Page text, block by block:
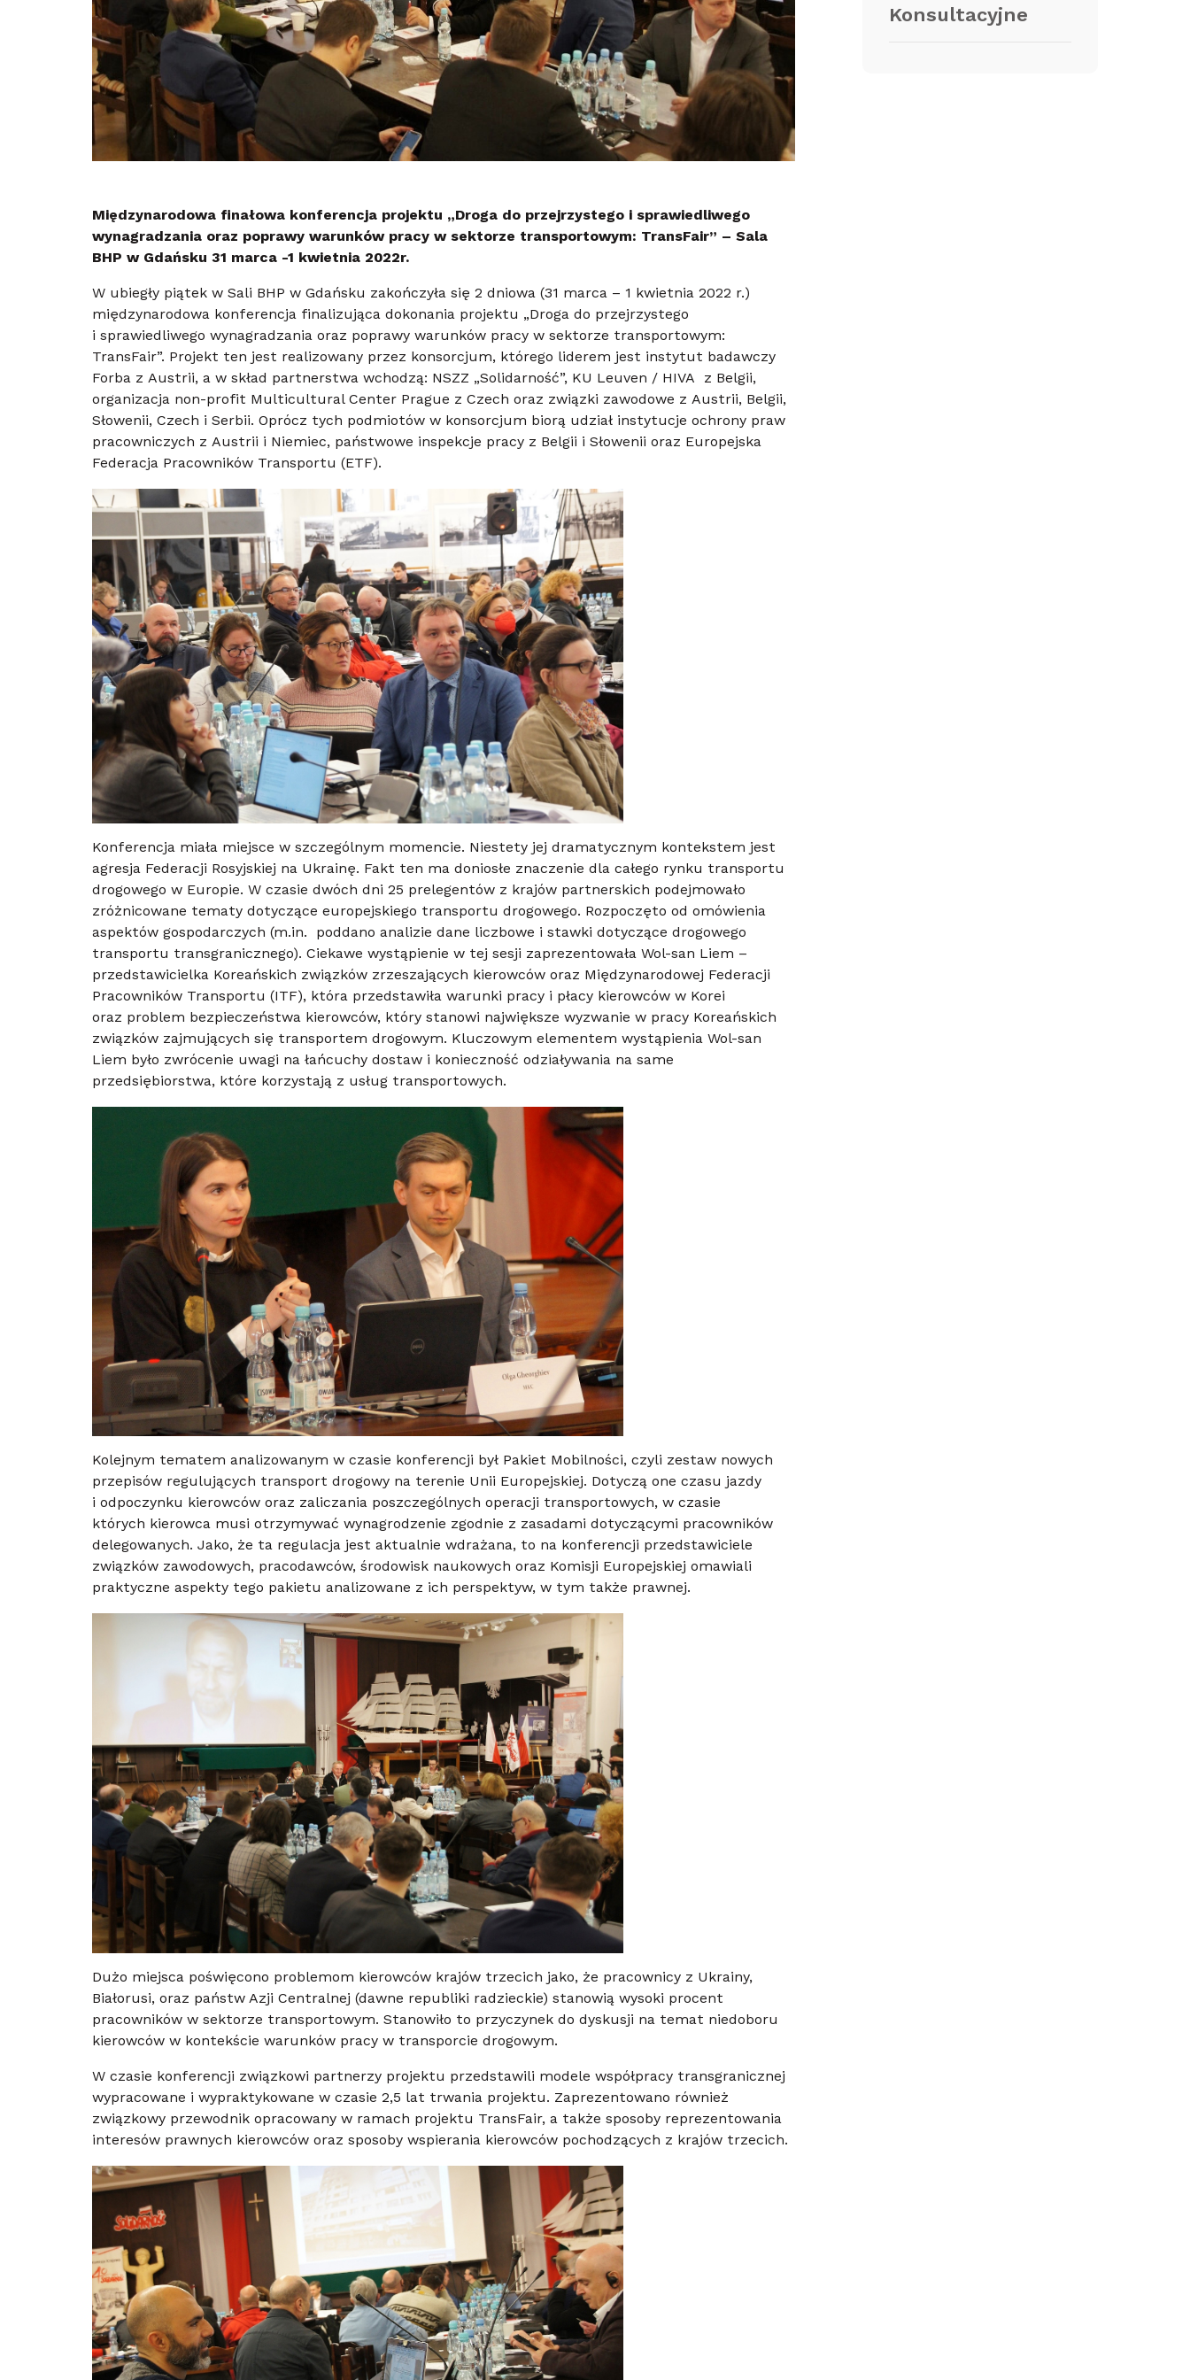
Międzynarodowa finałowa konferencja projektu „Droga do przejrzystego i sprawiedliwego
wynagradzania oraz poprawy warunków pracy w sektorze transportowym: TransFair” – Sala
BHP w Gdańsku 31 marca -1 kwietnia 2022r.
W ubiegły piątek w Sali BHP w Gdańsku zakończyła się 2 dniowa (31 marca – 1 kwietnia 2022 r.)
międzynarodowa konferencja finalizująca dokonania projektu „Droga do przejrzystego
i sprawiedliwego wynagradzania oraz poprawy warunków pracy w sektorze transportowym:
TransFair”. Projekt ten jest realizowany przez konsorcjum, którego liderem jest instytut badawczy
Forba z Austrii, a w skład partnerstwa wchodzą: NSZZ „Solidarność”, KU Leuven / HIVA z Belgii,
organizacja non-profit Multicultural Center Prague z Czech oraz związki zawodowe z Austrii, Belgii,
Słowenii, Czech i Serbii. Oprócz tych podmiotów w konsorcjum biorą udział instytucje ochrony praw
pracowniczych z Austrii i Niemiec, państwowe inspekcje pracy z Belgii i Słowenii oraz Europejska
Federacja Pracowników Transportu (ETF).
Konferencja miała miejsce w szczególnym momencie. Niestety jej dramatycznym kontekstem jest
agresja Federacji Rosyjskiej na Ukrainę. Fakt ten ma doniosłe znaczenie dla całego rynku transportu
drogowego w Europie. W czasie dwóch dni 25 prelegentów z krajów partnerskich podejmowało
zróżnicowane tematy dotyczące europejskiego transportu drogowego. Rozpoczęto od omówienia
aspektów gospodarczych (m.in. poddano analizie dane liczbowe i stawki dotyczące drogowego
transportu transgranicznego). Ciekawe wystąpienie w tej sesji zaprezentowała Wol-san Liem –
przedstawicielka Koreańskich związków zrzeszających kierowców oraz Międzynarodowej Federacji
Pracowników Transportu (ITF), która przedstawiła warunki pracy i płacy kierowców w Korei
oraz problem bezpieczeństwa kierowców, który stanowi największe wyzwanie w pracy Koreańskich
związków zajmujących się transportem drogowym. Kluczowym elementem wystąpienia Wol-san
Liem było zwrócenie uwagi na łańcuchy dostaw i konieczność odziaływania na same
przedsiębiorstwa, które korzystają z usług transportowych.
Kolejnym tematem analizowanym w czasie konferencji był Pakiet Mobilności, czyli zestaw nowych
przepisów regulujących transport drogowy na terenie Unii Europejskiej. Dotyczą one czasu jazdy
i odpoczynku kierowców oraz zaliczania poszczególnych operacji transportowych, w czasie
których kierowca musi otrzymywać wynagrodzenie zgodnie z zasadami dotyczącymi pracowników
delegowanych. Jako, że ta regulacja jest aktualnie wdrażana, to na konferencji przedstawiciele
związków zawodowych, pracodawców, środowisk naukowych oraz Komisji Europejskiej omawiali
praktyczne aspekty tego pakietu analizowane z ich perspektyw, w tym także prawnej.
Dużo miejsca poświęcono problemom kierowców krajów trzecich jako, że pracownicy z Ukrainy,
Białorusi, oraz państw Azji Centralnej (dawne republiki radzieckie) stanowią wysoki procent
pracowników w sektorze transportowym. Stanowiło to przyczynek do dyskusji na temat niedoboru
kierowców w kontekście warunków pracy w transporcie drogowym.
W czasie konferencji związkowi partnerzy projektu przedstawili modele współpracy transgranicznej
wypracowane i wypraktykowane w czasie 2,5 lat trwania projektu. Zaprezentowano również
związkowy przewodnik opracowany w ramach projektu TransFair, a także sposoby reprezentowania
interesów prawnych kierowców oraz sposoby wspierania kierowców pochodzących z krajów trzecich.
Konsultacyjne